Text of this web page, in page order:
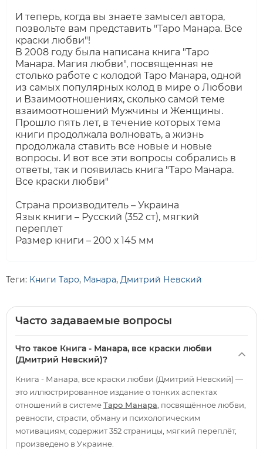
И теперь, когда вы знаете замысел автора,
позвольте вам представить "Таро Манара. Все
краски любви"!
В 2008 году была написана книга "Таро
Манара. Магия любви", посвященная не
столько работе с колодой Таро Манара, одной
из самых популярных колод в мире о Любови
и Взаимоотношениях, сколько самой теме
взаимоотношений Мужчины и Женщины.
Прошло пять лет, в течение которых тема
книги продолжала волновать, а жизнь
продолжала ставить все новые и новые
вопросы. И вот все эти вопросы собрались в
ответы, так и появилась книга "Таро Манара.
Все краски любви"
Страна производитель – Украина
Язык книги – Русский (352 ст), мягкий
переплет
Размер книги – 200 х 145 мм
Теги: Книги Таро, Манара, Дмитрий Невский
Часто задаваемые вопросы
Что такое Книга - Манара, все краски любви
(Дмитрий Невский)?
Книга - Манара, все краски любви (Дмитрий Невский) —
это иллюстрированное издание о тонких аспектах
отношений в системеТаро Манара , посвящённое любви,
ревности, страсти, обману и психологическим
мотивациям; содержит 352 страницы, мягкий переплёт,
произведено в Украине.